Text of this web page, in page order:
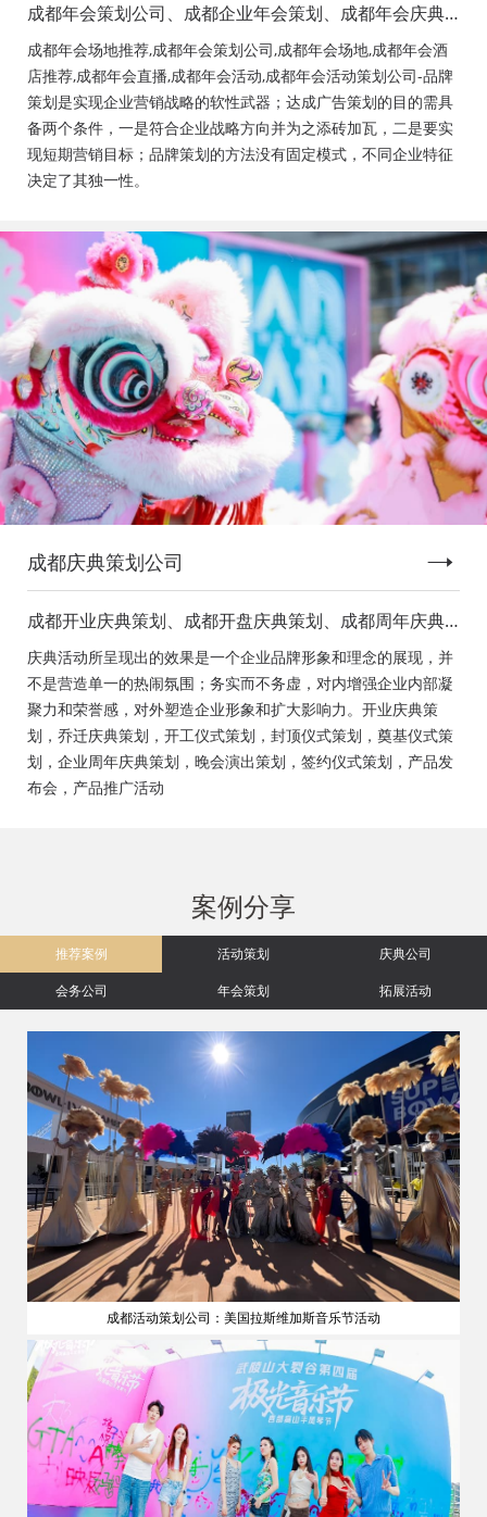
成都年会策划公司、成都企业年会策划、成都年会庆典
策划、成都年会节目表演、成都年会节目演出、成都年
会活动策划公司、成都年会布置公司，成都年会现场搭
建公司，成都年会节目表演，年会节目创意节目，年会
策划方案详细流程，年会策划，年会致辞发言稿，年会
礼品，年会祝福语
成都年会场地推荐,成都年会策划公司,成都年会场地,成都年会酒
店推荐,成都年会直播,成都年会活动,成都年会活动策划公司-品牌
策划是实现企业营销战略的软性武器；达成广告策划的目的需具
备两个条件，一是符合企业战略方向并为之添砖加瓦，二是要实
现短期营销目标；品牌策划的方法没有固定模式，不同企业特征
决定了其独一性。
成都庆典策划公司
成都开业庆典策划、成都开盘庆典策划、成都周年庆典
策划、成都启动仪式策划、成都揭幕仪式策划、成都开
工仪式策划、成都竣工仪式策划、成都封顶仪式策划、
成都奠基仪式策划、成都签约仪式策划、成都挂牌仪式
策划、成都揭牌仪式策划、成都颁奖典礼策划
庆典活动所呈现出的效果是一个企业品牌形象和理念的展现，并
不是营造单一的热闹氛围；务实而不务虚，对内增强企业内部凝
聚力和荣誉感，对外塑造企业形象和扩大影响力。开业庆典策
划，乔迁庆典策划，开工仪式策划，封顶仪式策划，奠基仪式策
划，企业周年庆典策划，晚会演出策划，签约仪式策划，产品发
布会，产品推广活动
案例分享
推荐案例 活动策划
庆典公司
会务公司
年会策划 拓展活动
成都活动策划公司：美国拉斯维加斯音乐节活动